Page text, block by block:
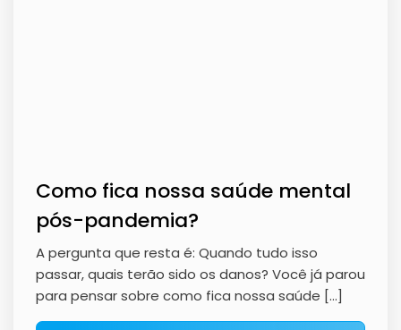
Como fica nossa saúde mental
pós-pandemia?
A pergunta que resta é: Quando tudo isso
passar, quais terão sido os danos? Você já parou
para pensar sobre como fica nossa saúde […]